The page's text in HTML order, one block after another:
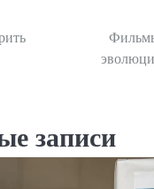
записи